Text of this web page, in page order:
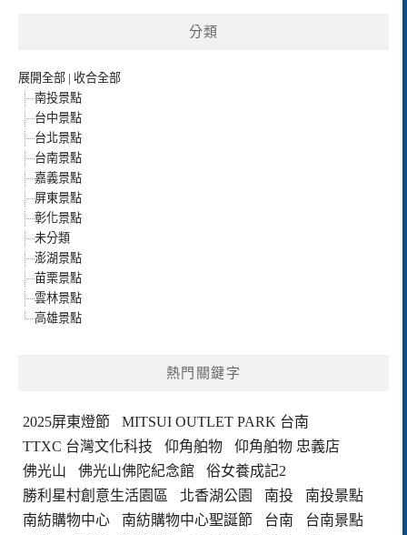
分類
展開全部 | 收合全部
南投景點
台中景點
台北景點
台南景點
嘉義景點
屏東景點
彰化景點
未分類
澎湖景點
苗栗景點
雲林景點
高雄景點
熱門關鍵字
2025屏東燈節
MITSUI OUTLET PARK 台南
TTXC 台灣文化科技
仰角舶物
仰角舶物 忠義店
佛光山
佛光山佛陀紀念館
俗女養成記2
勝利星村創意生活園區
北香湖公園 南投
南投景點
南紡購物中心
南紡購物中心聖誕節 台南
台南景點